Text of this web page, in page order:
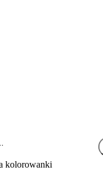
kolorowanki